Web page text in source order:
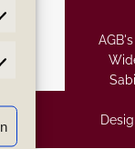
AGB's |